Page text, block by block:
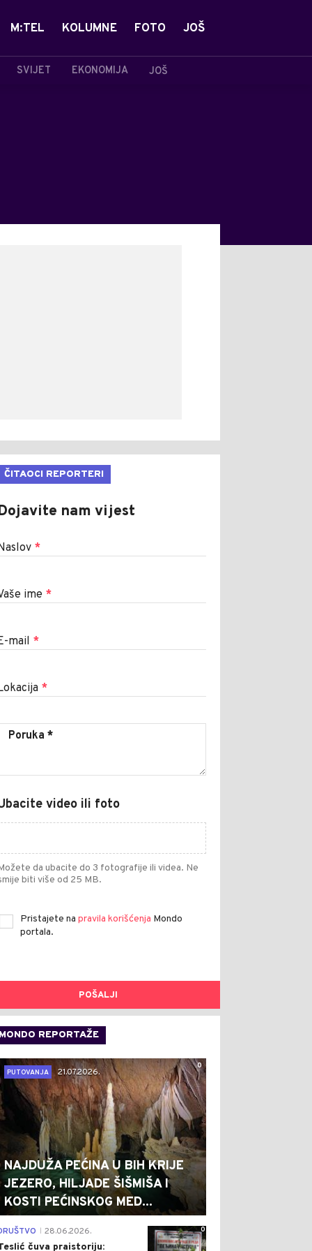
SVIJET EKONOMIJA JOŠ
M:TEL KOLUMNE FOTO JOŠ
ČITAOCI REPORTERI
nam vijest
*
ime *
mail *
*
video ili foto
da ubacite do 3 fotografije ili videa. Ne
biti više od 25 MB.
Pristajete na pravila korišćenja Mondo
portala.
POŠALJI
MONDO REPORTAŽE
0
PUTOVANJA
21.07.2026.
NAJDUŽA PEĆINA U BIH KRIJE
JEZERO, HILJADE ŠIŠMIŠA I
KOSTI PEĆINSKOG MED...
0
28.06.2026.
čuva praistoriju: